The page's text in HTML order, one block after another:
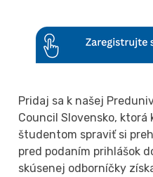
Pridaj sa k našej
Council Slovensko, ktorá
študentom spraviť si
pred podaním prihlášok
skúsenej odborníčky